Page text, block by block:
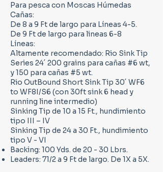
Para pesca con Moscas Húmedas
Cañas:
De 8 a 9 Ft de largo para Líneas 4-5.
De 9 Ft de largo para lineas 6-8
Líneas:
Altamente recomendado: Rio Sink Tip
Series 24´ 200 grains para cañas #6 wt,
y 150 para cañas #5 wt.
Rio OutBound Short Sink Tip 30´ WF6
to WF8I/S6 (con 30ft sink 6 head y
running line intermedio)
Sinking Tip de 10 a 15 Ft., hundimiento
tipo III – IV
Sinking Tip de 24 a 30 Ft., hundimiento
tipo V - VI
Backing: 100 Yds. de 20 - 30 Lbrs.
Leaders: 71/2 a 9 Ft de largo. De 1X a 5X.